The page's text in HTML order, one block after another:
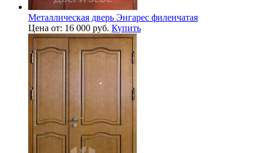
Металлическая дверь Энгарес филенчатая
Цена от: 16 000 руб. Купить